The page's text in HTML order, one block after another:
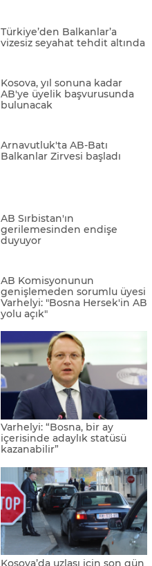
'cumhurbaşkanının
yetkilerini kısıtlayan kararı'
iptal çağrısı
Sırbistan, AB'nin Kosova'nın
üyelik başvurusuna itiraz
etmesini istiyor
AB, Kosova'daki saldırıları
kınadı, gerginliğin azaltılması
çağrısı yaptı
Hırvatistan'ın Schengen
üyeliğine yeşil ışık
Türkiye’den Balkanlar’a
vizesiz seyahat tehdit altında
Kosova, yıl sonuna kadar
bulunacak
Arnavutluk'ta AB-Batı
Balkanlar Zirvesi başladı